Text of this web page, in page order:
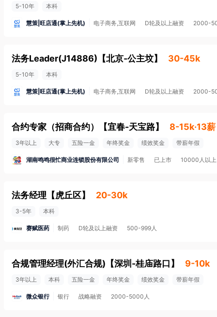
5-10年 本科
慧策|旺店通(掌上先机) 电子商务,互联网 D轮及以上融资 2000-
法务Leader(J14886) 【北京-公主坟】 30-45k
5-10年 本科
慧策|旺店通(掌上先机) 电子商务,互联网 D轮及以上融资 2000-
合约专家（招商合约） 【宜春-天宝路】 8-15k·13薪
3年以上 大专 五险一金 年终奖金 绩效奖金 带薪年假
湖南鸣鸣很忙商业连锁股份有限公司 新零售 已上市 10000人以上
法务经理 【虎丘区】 20-30k
3-5年 本科
赛赋医药 制药 D轮及以上融资 500-999人
合规管理经理(外汇合规) 【深圳-桂庙路口 】 9-10k
3年以上 本科 五险一金 年终奖金 绩效奖金 带薪年假
微众银行 银行 战略融资 2000-5000人